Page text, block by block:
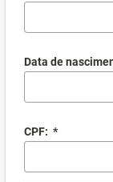
Data de
CPF: *